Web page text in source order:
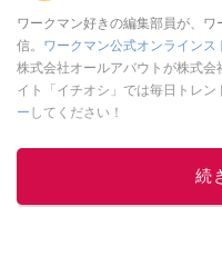
ワークマン好きの編集部員が、
信。 ワークマン公式オンラインス
株式会社オールアバウトが株式
イト「イチオシ」では毎日トレン
ー してください！
続